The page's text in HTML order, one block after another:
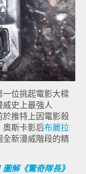
一位挑起電影大樑
史上最強人
於推特上因電影殺
奧斯卡影后布麗拉
新漫威階段的精
解《驚奇隊長》